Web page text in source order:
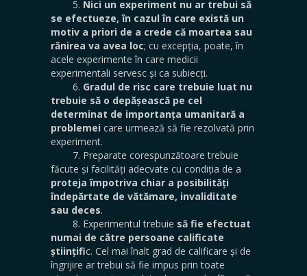
5. Nici un experiment nu ar trebui să
se efectueze, în cazul în care există un
motiv a priori de a crede că moartea sau
rănirea va avea loc; cu excepția, poate, în
acele experimente în care medicii
experimentali servesc și ca subiecți.
6. Gradul de risc care trebuie luat nu
trebuie să o depășească pe cel
determinat de importanța umanitară a
problemei care urmează să fie rezolvată prin
experiment.
7. Preparate corespunzătoare trebuie
făcute și facilități adecvate cu condiția de a
proteja împotriva chiar a posibilități
îndepărtate de vătămare, invaliditate
sau deces.
8. Experimentul trebuie să fie efectuat
numai de către persoane calificate
științific. Cel mai înalt grad de calificare și de
îngrijire ar trebui să fie impus prin toate